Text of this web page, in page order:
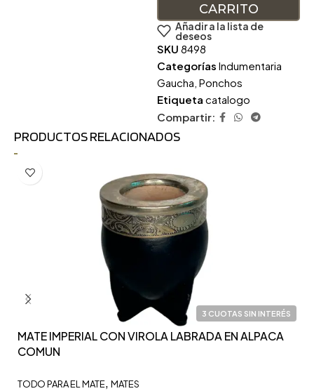
CARRITO
Añadir a la lista de
deseos
SKU 8498
Categorías Indumentaria
Gaucha, Ponchos
Etiqueta catalogo
Compartir:
PRODUCTOS RELACIONADOS
3 CUOTAS SIN INTERÉS
MATE IMPERIAL CON VIROLA LABRADA EN ALPACA
COMUN
TODO PARA EL MATE, MATES